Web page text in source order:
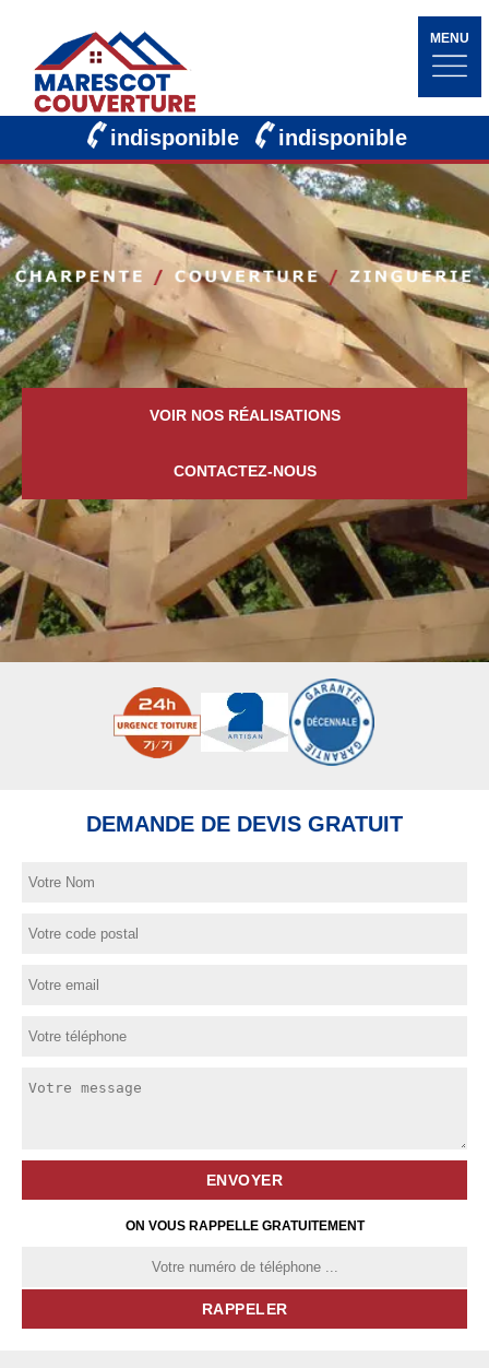
MENU
indisponible indisponible
VOIR NOS RÉALISATIONS
CONTACTEZ-NOUS
DEMANDE DE DEVIS GRATUIT
ON VOUS RAPPELLE GRATUITEMENT